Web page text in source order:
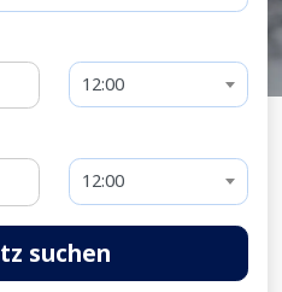
12:00
12:00
suchen